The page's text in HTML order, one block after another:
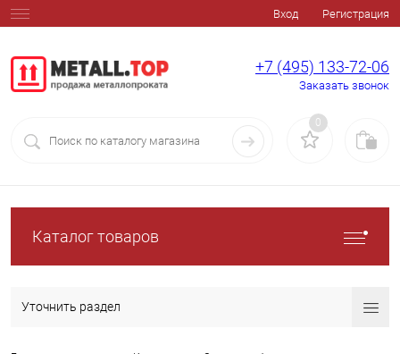
Вход Регистрация
+7 (495) 133-72-06
Заказать звонок
0
Каталог товаров
Уточнить раздел